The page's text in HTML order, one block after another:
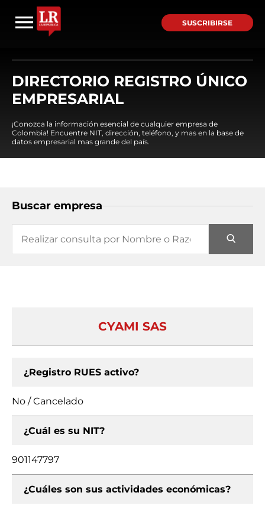
SUSCRIBIRSE
DIRECTORIO REGISTRO ÚNICO
EMPRESARIAL
¡Conozca la información esencial de cualquier empresa de
Colombia! Encuentre NIT, dirección, teléfono, y mas en la base de
datos empresarial mas grande del país.
Buscar empresa
CYAMI SAS
¿Registro RUES activo?
No / Cancelado
¿Cuál es su NIT?
901147797
¿Cuáles son sus actividades económicas?